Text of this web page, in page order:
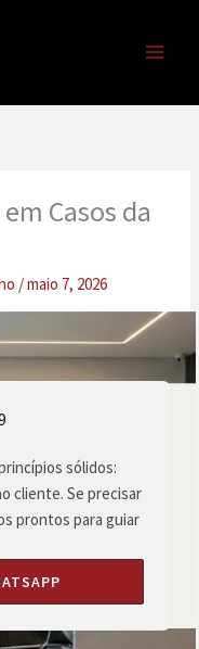
Casos da
/maio 7, 2026
sólidos:
cliente. Se precisar
prontos para guiar